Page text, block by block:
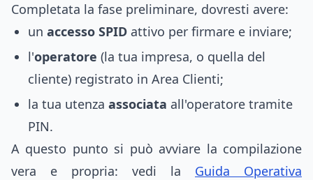
Completata la fase preliminare, dovresti avere:
un accesso SPID attivo per firmare e inviare;
l'operatore (la tua impresa, o quella del
cliente) registrato in Area Clienti;
la tua utenza associata all'operatore tramite
PIN.
A questo punto si può avviare la compilazione
vera e propria: vedi la
Guida Operativa